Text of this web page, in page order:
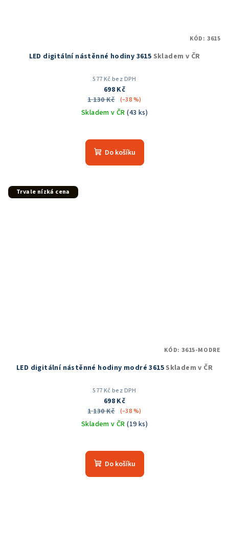
LED digitální nástěnné hodiny 3615 Skladem v ČR
577 Kč bez DPH
698 Kč
1 130 Kč
(–38 %)
Skladem v ČR(43 ks)
hodnocení
produktu
Do košíku
KÓD: 3615
Trvale nízká cena
LED digitální nástěnné hodiny modré 3615 Skladem v ČR
577 Kč bez DPH
698 Kč
1 130 Kč
(–38 %)
Skladem v ČR(19 ks)
hodnocení
produktu
Do košíku
KÓD: 3615-MODRE